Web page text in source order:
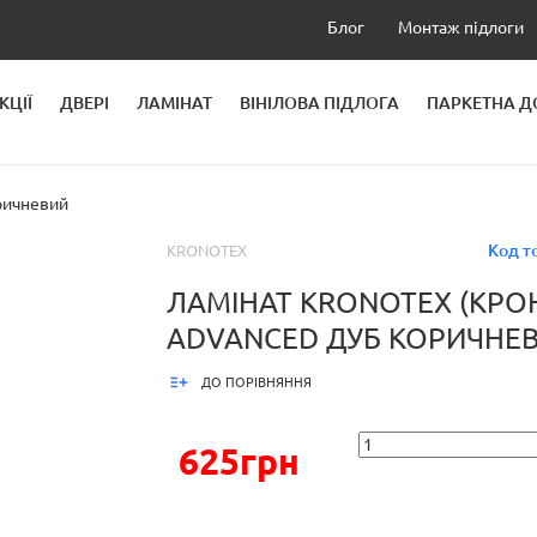
Блог Монтаж підлоги
ДВЕРІ ЛАМІНАТ ВІНІЛОВА ПІДЛОГА
ПАРКЕТНА
Код
KRONOTEX
ЛАМІНАТ KRONOTEX
ADVANCED ДУБ
ДО ПОРІВНЯННЯ
625грн